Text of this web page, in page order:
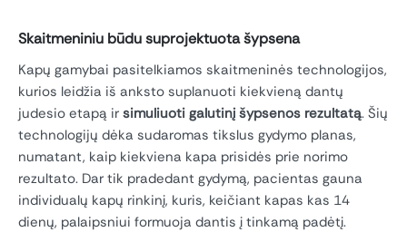
Skaitmeniniu būdu suprojektuota šypsena
Kapų gamybai pasitelkiamos skaitmeninės technologijos,
kurios leidžia iš anksto suplanuoti kiekvieną dantų
judesio etapą ir simuliuoti galutinį šypsenos rezultatą. Šių
technologijų dėka sudaromas tikslus gydymo planas,
numatant, kaip kiekviena kapa prisidės prie norimo
rezultato. Dar tik pradedant gydymą, pacientas gauna
individualų kapų rinkinį, kuris, keičiant kapas kas 14
dienų, palaipsniui formuoja dantis į tinkamą padėtį.